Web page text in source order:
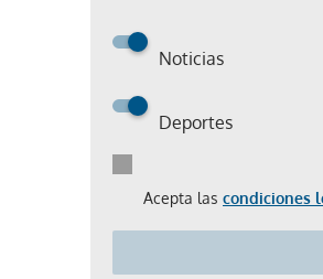
Noticias
Deportes
Acepta las condiciones